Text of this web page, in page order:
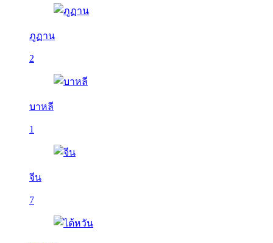
ภูฏาน
2
บาหลี
1
จีน
7